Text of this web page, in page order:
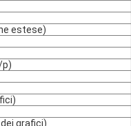
estese)
p)
grafici)